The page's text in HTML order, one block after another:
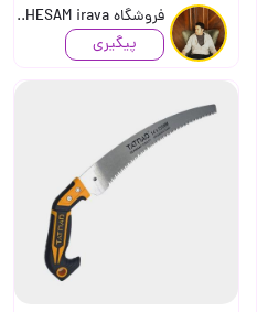
پذیر هست..
فروشگاه HESAM irava..
پیگیری